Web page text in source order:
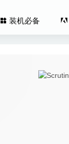
装机必备